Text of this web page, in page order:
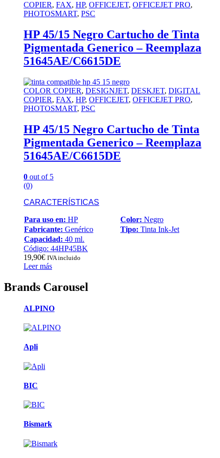
COPIER, FAX, HP, OFFICEJET, OFFICEJET PRO,
PHOTOSMART, PSC
HP 45/15 Negro Cartucho de Tinta
Pigmentada Generico – Reemplaza
51645AE/C6615DE
COLOR COPIER, DESIGNJET, DESKJET, DIGITAL
COPIER, FAX, HP, OFFICEJET, OFFICEJET PRO,
PHOTOSMART, PSC
HP 45/15 Negro Cartucho de Tinta
Pigmentada Generico – Reemplaza
51645AE/C6615DE
0 out of 5
(0)
CARACTERÍSTICAS
Para uso en: HP Color: Negro
Fabricante: Genérico Tipo: Tinta Ink-Jet
Capacidad: 40 ml.
Código: 44HP45BK
19,90€ IVA incluido
Leer más
Brands Carousel
ALPINO
Apli
BIC
Bismark